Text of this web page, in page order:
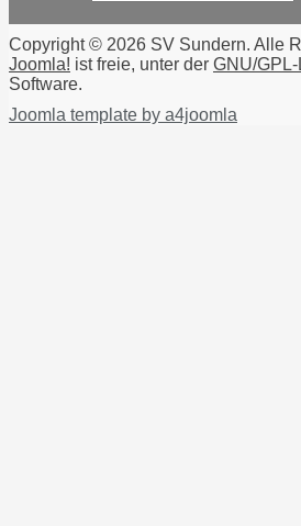
Copyright © 2026 SV Sundern. Alle
Joomla! ist freie, unter der GNU/
Software.
Joomla template by a4joomla